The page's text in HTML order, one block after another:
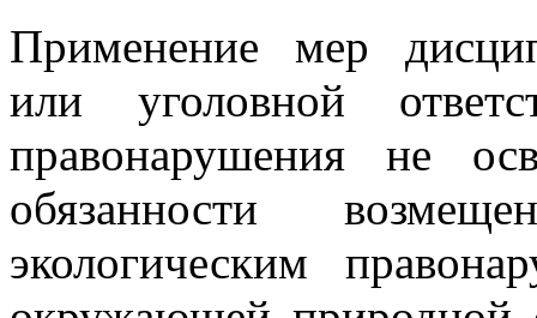
Применение мер
или уголовной
правонарушения не
обязанности
экологическим